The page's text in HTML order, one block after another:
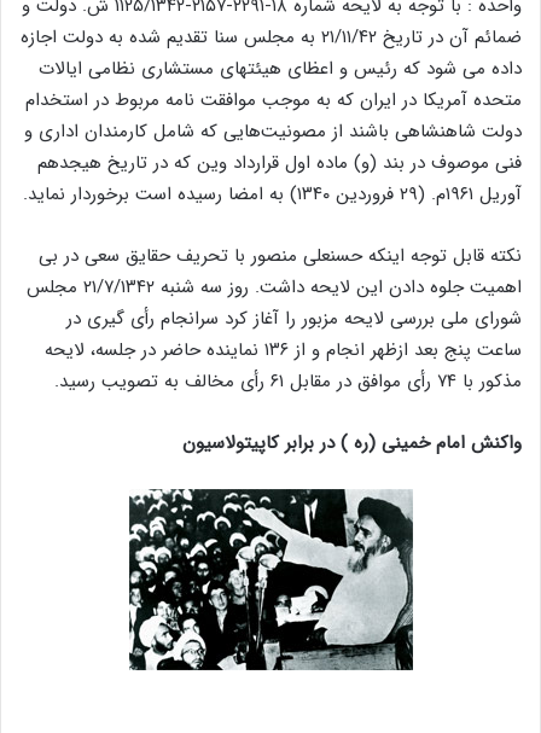
واحده : با توجه به لایحه شماره ۱۸-۲۲۹۱-۲۱۵۷-۱۱۲۵/۱۳۴۲ ش. دولت و
ضمائم آن در تاریخ ۲۱/۱۱/۴۲ به مجلس سنا تقدیم شده به دولت اجازه
داده می شود که رئیس و اعظای هیئتهای مستشاری نظامی ایالات
متحده آمریکا در ایران که به موجب موافقت نامه مربوط در استخدام
دولت شاهنشاهی باشند از مصونیت‌هایی که شامل کارمندان اداری و
فنی موصوف در بند (و) ماده اول قرارداد وین که در تاریخ هیجدهم
آوریل ۱۹۶۱م. (۲۹ فروردین ۱۳۴۰) به امضا رسیده است برخوردار نماید.
نکته قابل توجه اینکه حسنعلی منصور با تحریف حقایق سعی در بی
اهمیت جلوه دادن این لایحه داشت. روز سه شنبه ۲۱/۷/۱۳۴۲ مجلس
شورای ملی بررسی لایحه مزبور را آغاز کرد سرانجام رأی گیری در
ساعت پنج بعد ازظهر انجام و از ۱۳۶ نماینده حاضر در جلسه، لایحه
مذکور با ۷۴ رأی موافق در مقابل ۶۱ رأی مخالف به تصویب رسید.
واکنش امام خمینی (ره ) در برابر کاپیتولاسیون